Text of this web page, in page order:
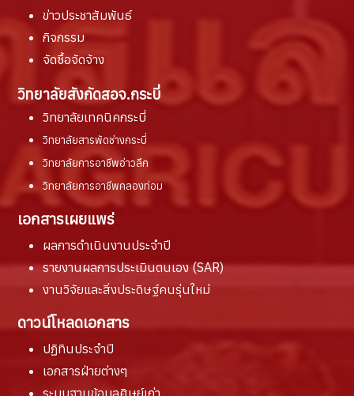
ข่าวประชาสัมพันธ์
กิจกรรม
จัดซื้อจัดจ้าง
วิทยาลัยสังกัดสอจ.กระบี่
วิทยาลัยเทคนิคกระบี่
วิทยาลัยสารพัดช่างกระบี่
วิทยาลัยการอาชีพอ่าวลึก
วิทยาลัยการอาชีพคลองท่อม
เอกสารเผยแพร่
ผลการดำเนินงานประจำปี
รายงานผลการประเมินตนเอง (SAR)
งานวิจัยและสิ่งประดิษฐ์คนรุ่นใหม่
ดาวน์โหลดเอกสาร
ปฏิทินประจำปี
เอกสารฝ่ายต่างๆ